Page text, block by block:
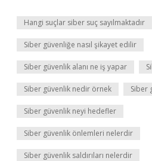
Hangi suçlar siber suç sayılmaktadır
Siber güvenliğe nasıl şikayet edilir
Siber güvenlik alanı ne iş yapar
Siber güvenlik nedir örnek Siber
Siber güvenlik neyi hedefler
Siber güvenlik önlemleri nelerdir
Siber güvenlik saldırıları nelerdir